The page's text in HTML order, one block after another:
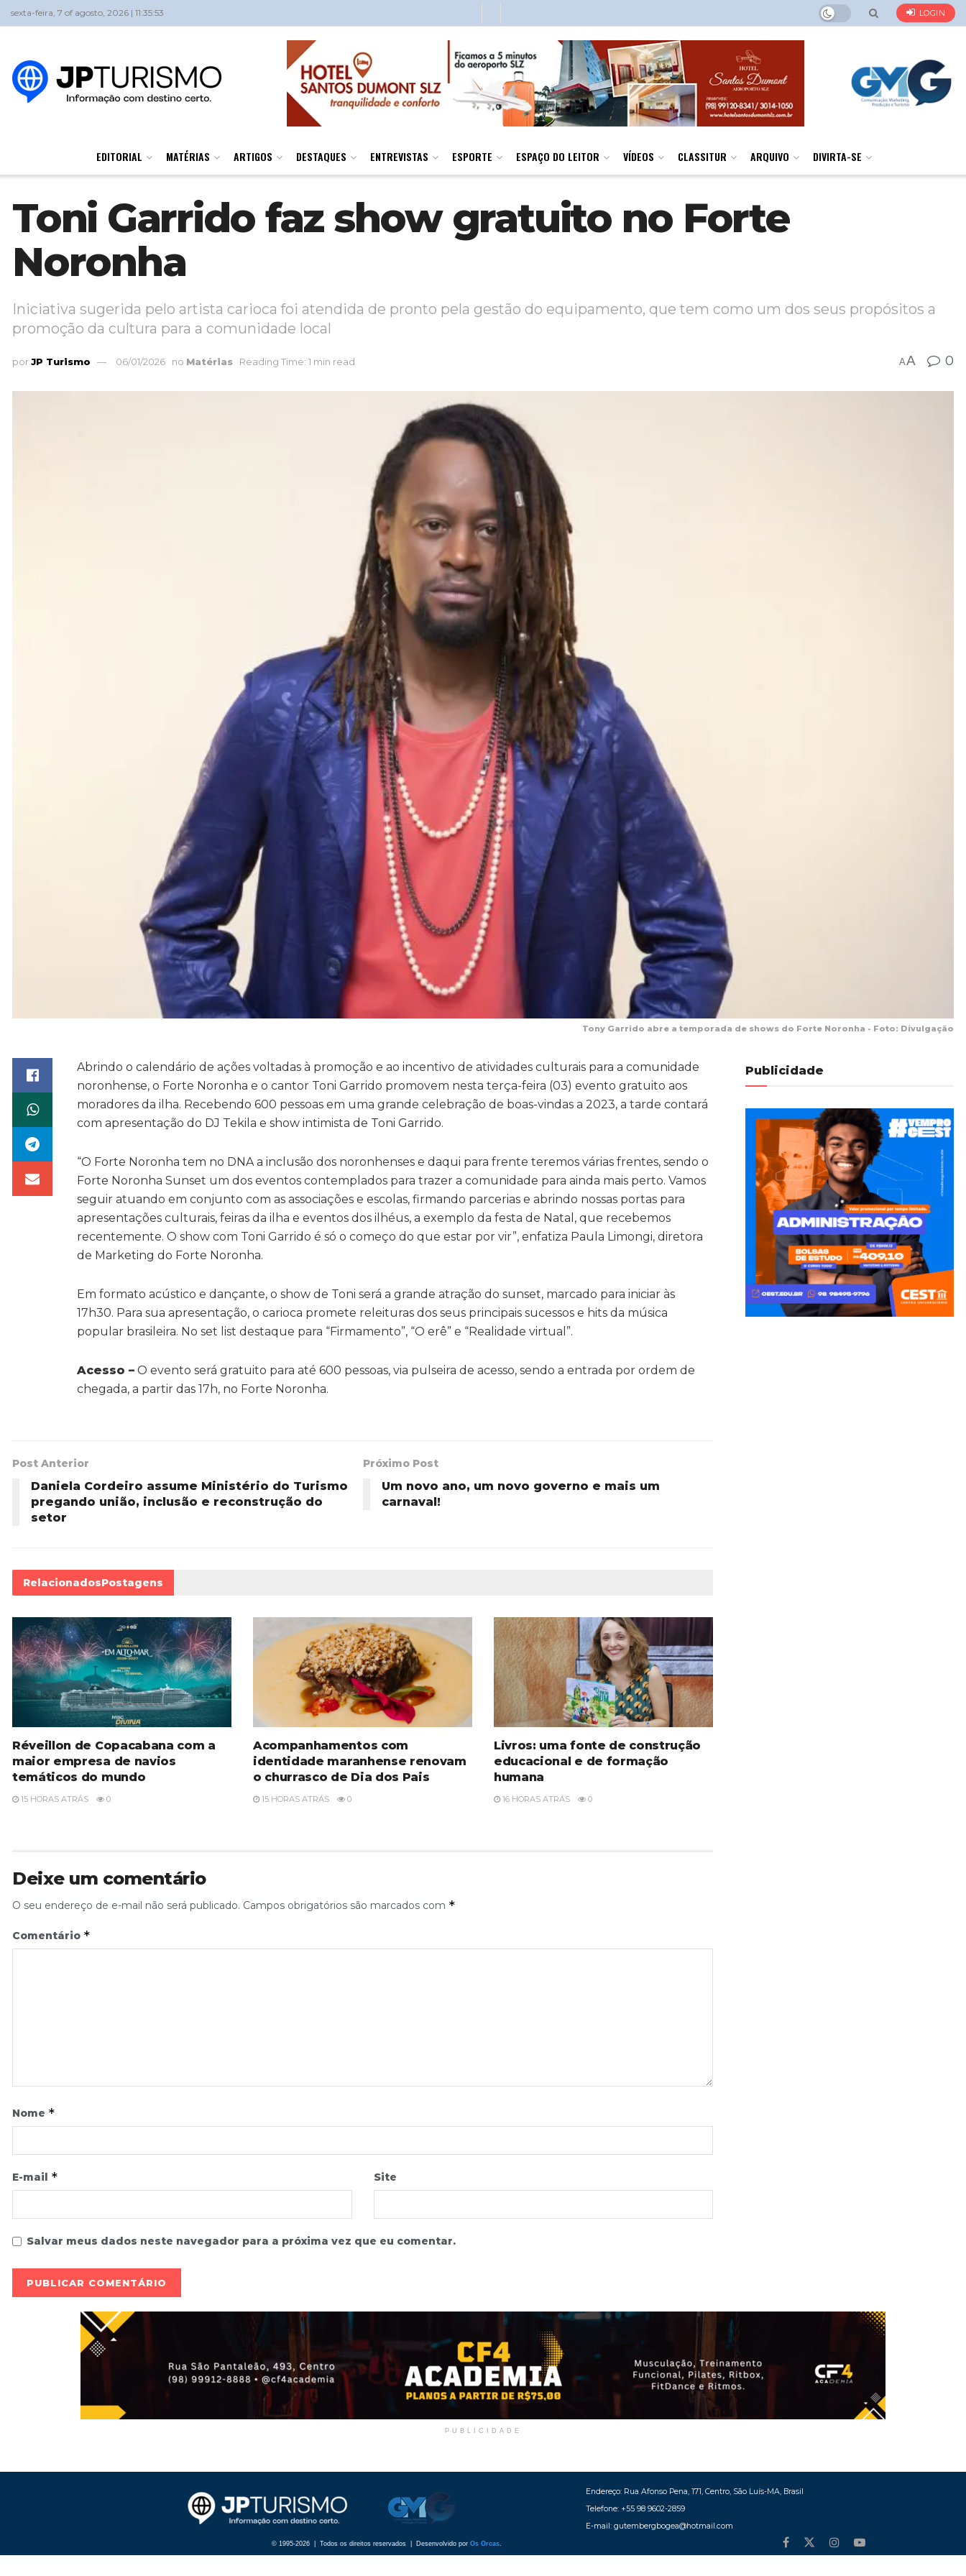
sexta-feira, 7 of agosto, 2026 | 11:35:53 LOGIN
EDITORIAL MATÉRIAS ARTIGOS DESTAQUES ENTREVISTAS ESPORTE ESPAÇO DO LEITOR VÍDEOS CLASSITUR ARQUIVO DIVIRTA-SE
Toni Garrido faz show gratuito no Forte
Noronha
Iniciativa sugerida pelo artista carioca foi atendida de pronto pela gestão do equipamento, que tem como um dos seus propósitos a
promoção da cultura para a comunidade local
porJP Turismo 06/01/2026 no Matérias Reading Time: 1 min read AA 0
Tony Garrido abre a temporada de shows do Forte Noronha - Foto: Divulgação
Abrindo o calendário de ações voltadas à promoção e ao incentivo de atividades culturais para a comunidade
noronhense, o Forte Noronha e o cantor Toni Garrido promovem nesta terça-feira (03) evento gratuito aos
moradores da ilha. Recebendo 600 pessoas em uma grande celebração de boas-vindas a 2023, a tarde contará
com apresentação do DJ Tekila e show intimista de Toni Garrido.
“O Forte Noronha tem no DNA a inclusão dos noronhenses e daqui para frente teremos várias frentes, sendo o
Forte Noronha Sunset um dos eventos contemplados para trazer a comunidade para ainda mais perto. Vamos
seguir atuando em conjunto com as associações e escolas, firmando parcerias e abrindo nossas portas para
apresentações culturais, feiras da ilha e eventos dos ilhéus, a exemplo da festa de Natal, que recebemos
recentemente. O show com Toni Garrido é só o começo do que estar por vir”, enfatiza Paula Limongi, diretora
de Marketing do Forte Noronha.
Em formato acústico e dançante, o show de Toni será a grande atração do sunset, marcado para iniciar às
17h30. Para sua apresentação, o carioca promete releituras dos seus principais sucessos e hits da música
popular brasileira. No set list destaque para “Firmamento”, “O erê” e “Realidade virtual”.
Acesso – O evento será gratuito para até 600 pessoas, via pulseira de acesso, sendo a entrada por ordem de
chegada, a partir das 17h, no Forte Noronha.
Post Anterior
Daniela Cordeiro assume Ministério do Turismo
pregando união, inclusão e reconstrução do
setor
Próximo Post
Um novo ano, um novo governo e mais um
carnaval!
RelacionadosPostagens
Réveillon de Copacabana com a
maior empresa de navios
temáticos do mundo
15 HORAS ATRÁS 0
Acompanhamentos com
identidade maranhense renovam
o churrasco de Dia dos Pais
15 HORAS ATRÁS 0
Livros: uma fonte de construção
educacional e de formação
humana
16 HORAS ATRÁS 0
Deixe um comentário
O seu endereço de e-mail não será publicado. Campos obrigatórios são marcados com *
Comentário *
Nome *
E-mail * Site
Salvar meus dados neste navegador para a próxima vez que eu comentar.
Publicidade
PUBLICIDADE
Endereço: Rua Afonso Pena, 171, Centro, São Luís-MA, Brasil
Telefone: +55 98 9602-2859
E-mail: gutembergbogea@hotmail.com
© 1995-2026 | Todos os direitos reservados | Desenvolvido por Os Orcas